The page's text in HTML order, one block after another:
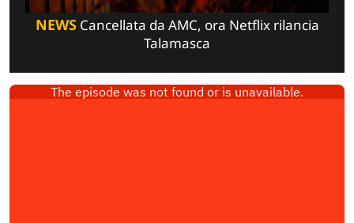
NEWSCancellata da AMC, ora Netflix rilancia
Talamasca